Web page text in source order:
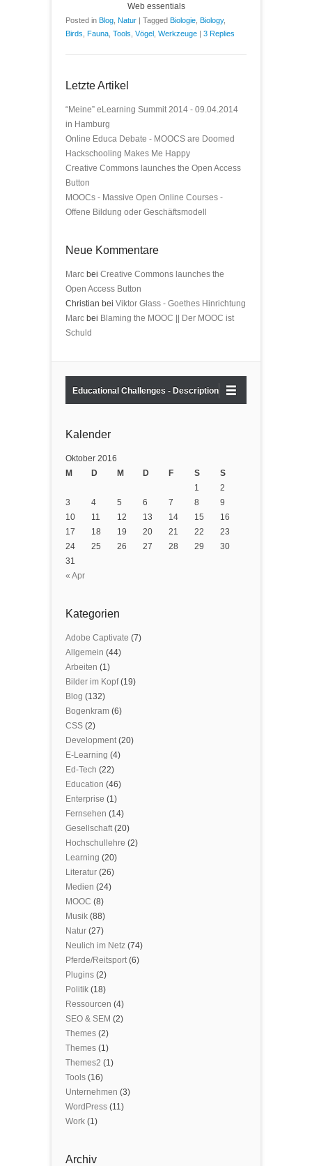
Web essentials
Posted in Blog Natur | Tagged Biologie Biology,
Birds Fauna Tools Vögel Werkzeuge | 3 Replies
Letzte Artikel
“Meine” eLearning Summit 2014 - 09.04.2014
in Hamburg
Online Educa Debate - MOOCS are Doomed
Hackschooling Makes Me Happy
Creative Commons launches the Open Access
Button
MOOCs - Massive Open Online Courses -
Offene Bildung oder Geschäftsmodell
Neue Kommentare
Marc bei Creative Commons launches the
Open Access Button
Christian bei Viktor Glass - Goethes Hinrichtung
Marc bei Blaming the MOOC || Der MOOC ist
Schuld
Educational Challenges - Description
Kalender
Oktober 2016
M
D M D F S S
« Apr
1
2
3
4 5 6 7 8
9
10
11 12 13 14 15
16
17
18 19 20 21 22
23
24
25 26 27 28 29
30
31
Kategorien
Adobe Captivate (7)
Allgemein (44)
Arbeiten (1)
Bilder im Kopf(19)
Blog (132)
Bogenkram (6)
CSS (2)
Development(20)
E-Learning (4)
Ed-Tech (22)
Education (46)
Enterprise (1)
Fernsehen (14)
Gesellschaft(20)
Hochschullehre (2)
Learning (20)
Literatur (26)
Medien (24)
MOOC (8)
Musik (88)
Natur (27)
Neulich im Netz (74)
Pferde/Reitsport(6)
Plugins (2)
Politik (18)
Ressourcen (4)
SEO & SEM (2)
Themes (2)
Themes (1)
Themes2 (1)
Tools (16)
Unternehmen (3)
WordPress (11)
Work (1)
Archiv